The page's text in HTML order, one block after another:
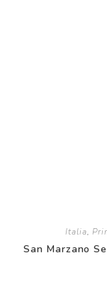
Italia,
San Marzano